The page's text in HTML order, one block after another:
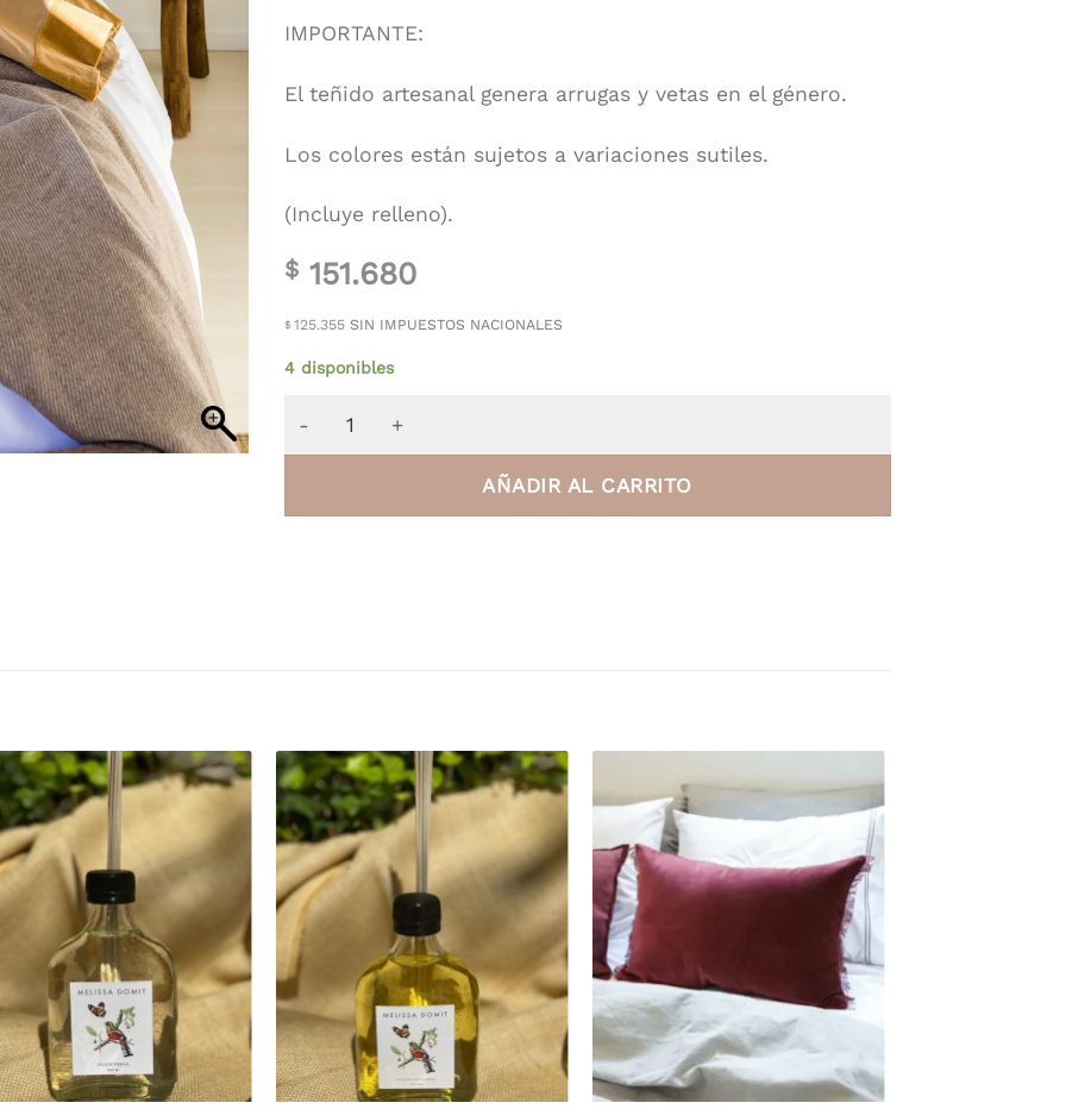
IMPORTANTE:
El teñido artesanal genera arrugas y vetas en el género.
Los colores están sujetos a variaciones sutiles.
(Incluye relleno).
$ 151.680
$125.355 SIN IMPUESTOS NACIONALES
4 disponibles
AÑADIR AL CARRITO